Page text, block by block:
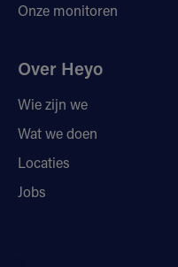
Onze monitoren
Over Heyo
Wie zijn we
Wat we doen
Locaties
Jobs